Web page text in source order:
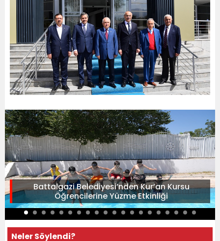
Battalgazi Belediyesi’nden Kur’an Kursu
Öğrencilerine Yüzme Etkinliği
Neler Söylendi?